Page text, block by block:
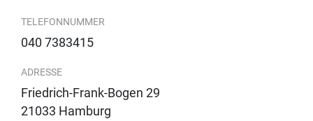
TELEFONNUMMER
040 7383415
ADRESSE
Friedrich-Frank-Bogen 29
21033 Hamburg